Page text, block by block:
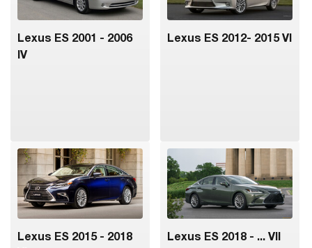
Lexus ES 2001 - 2006
IV
Lexus ES 2012- 2015 VI
Lexus ES 2015 - 2018
Lexus ES 2018 - ... VII